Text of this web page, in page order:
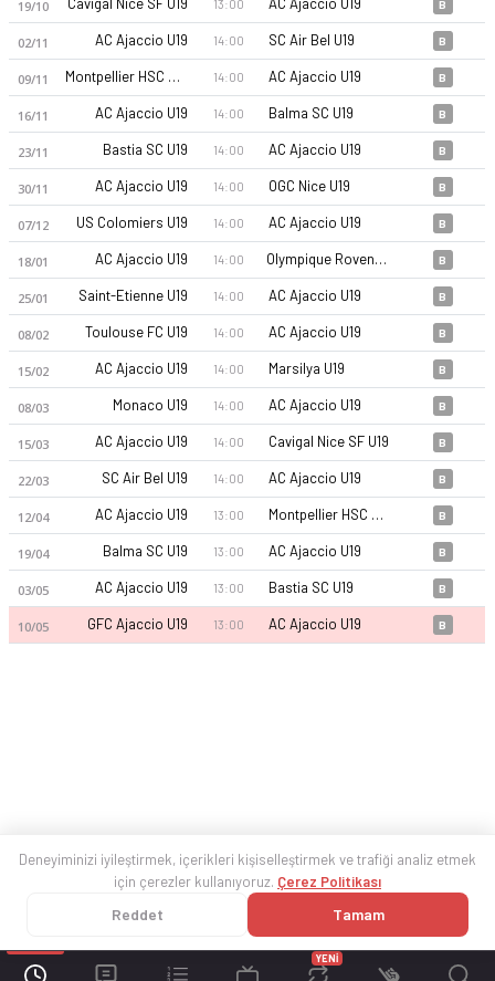
YENİ
AC Ajaccio U19 25-26 sezonu Kadro, fikstür ve canlı skor
19/10 13:00 B
02/11 AC Ajaccio U19 14:00 SC Air Bel U19 B
09/11 Montpellier HSC U19 14:00 AC Ajaccio U19 B
16/11 AC Ajaccio U19 14:00 Balma SC U19 B
23/11 Bastia SC U19 14:00 AC Ajaccio U19 B
30/11 AC Ajaccio U19 14:00 OGC Nice U19 B
07/12 US Colomiers U19 14:00 AC Ajaccio U19 B
18/01 AC Ajaccio U19 14:00 Olympique Rovenain U19 B
25/01 Saint-Etienne U19 14:00 AC Ajaccio U19 B
08/02 Toulouse FC U19 14:00 AC Ajaccio U19 B
15/02 AC Ajaccio U19 14:00 Marsilya U19 B
08/03 Monaco U19 14:00 AC Ajaccio U19 B
15/03 AC Ajaccio U19 14:00 Cavigal Nice SF U19 B
22/03 SC Air Bel U19 14:00 AC Ajaccio U19 B
12/04 AC Ajaccio U19 13:00 Montpellier HSC U19 B
19/04 Balma SC U19 13:00 AC Ajaccio U19 B
03/05 AC Ajaccio U19 13:00 Bastia SC U19 B
10/05 GFC Ajaccio U19 13:00 AC Ajaccio U19 B
Deneyiminizi iyileştirmek, içerikleri kişiselleştirmek ve trafiği analiz etmek
için çerezler kullanıyoruz. Çerez Politikası
Reddet Tamam